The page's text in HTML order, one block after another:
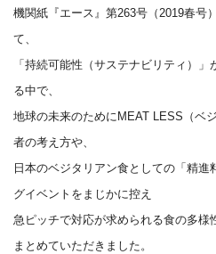
機関紙『エース』第263号（2019春号
て、
「持続可能性（サステナビリティ）
る中で、
地球の未来のためにMEAT LESS（ベ
者の考え方や、
日本のベジタリアン食としての「精
グイベントをまじかに控え
急ピッチで対応が求められる食の多様
まとめていただきました。